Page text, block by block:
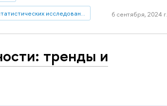
Институт статистических исследований и экономики знаний 6 сентября, 2024 г.
тренды и